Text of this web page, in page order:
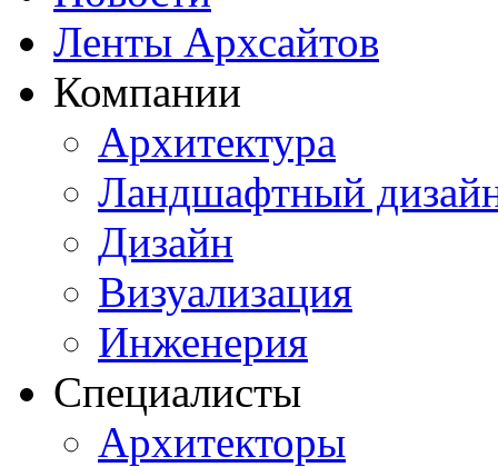
Ленты Архсайтов
Компании
Архитектура
Ландшафтный
Дизайн
Визуализация
Инженерия
Специалисты
Архитекторы